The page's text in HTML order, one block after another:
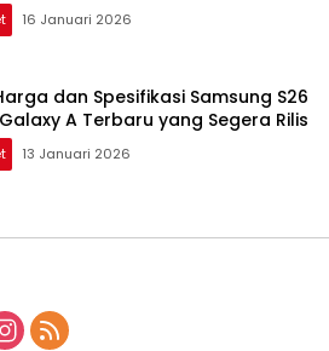
16 Januari 2026
dan Spesifikasi Samsung S26
A Terbaru yang Segera Rilis
13 Januari 2026